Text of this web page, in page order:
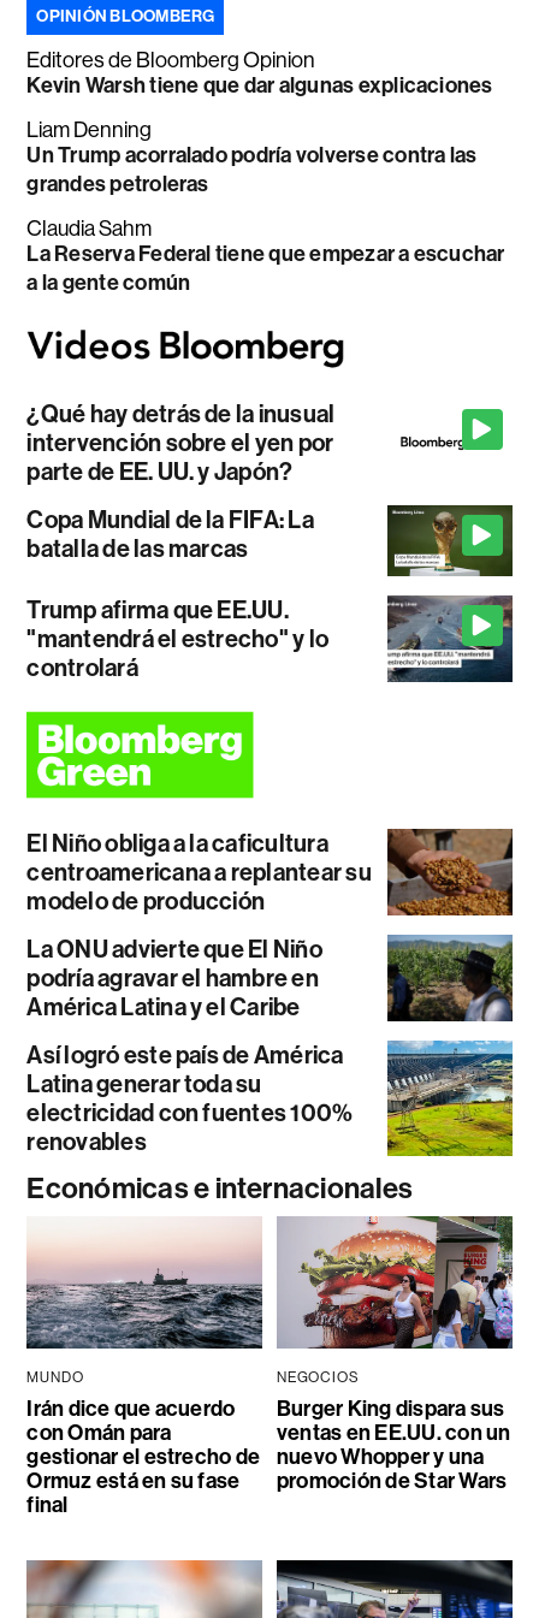
OPINIÓN BLOOMBERG
Editores de Bloomberg Opinion
Kevin Warsh tiene que dar algunas explicaciones
Liam Denning
Un Trump acorralado podría volverse contra las
grandes petroleras
Claudia Sahm
La Reserva Federal tiene que empezar a escuchar
a la gente común
¿Qué hay detrás de la inusual
intervención sobre el yen por
parte de EE. UU. y Japón?
Copa Mundial de la FIFA: La
batalla de las marcas
Trump afirma que EE.UU.
"mantendrá el estrecho" y lo
controlará
El Niño obliga a la caficultura
centroamericana a replantear su
modelo de producción
La ONU advierte que El Niño
podría agravar el hambre en
América Latina y el Caribe
Así logró este país de América
Latina generar toda su
electricidad con fuentes 100%
renovables
Económicas e internacionales
MUNDO
Irán dice que acuerdo
con Omán para
gestionar el estrecho de
Ormuz está en su fase
final
NEGOCIOS
Burger King dispara sus
ventas en EE.UU. con un
nuevo Whopper y una
promoción de Star Wars